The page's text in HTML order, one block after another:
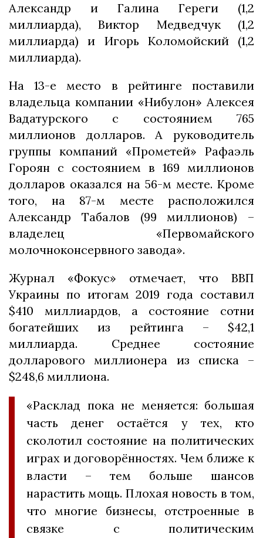
Александр и Галина Гереги (1,2
миллиарда), Виктор Медведчук (1,2
миллиарда) и Игорь Коломойский (1,2
миллиарда).
На 13-е место в рейтинге поставили
владельца компании «Нибулон» Алексея
Вадатурского с состоянием 765
миллионов долларов. А руководитель
группы компаний «Прометей» Рафаэль
Гороян с состоянием в 169 миллионов
долларов оказался на 56-м месте. Кроме
того, на 87-м месте расположился
Александр Табалов (99 миллионов) –
владелец «Первомайского
молочноконсервного завода».
Журнал «Фокус» отмечает, что ВВП
Украины по итогам 2019 года составил
$410 миллиардов, а состояние сотни
богатейших из рейтинга – $42,1
миллиарда. Среднее состояние
долларового миллионера из списка –
$248,6 миллиона.
«Расклад пока не меняется: большая
часть денег остаётся у тех, кто
сколотил состояние на политических
играх и договорённостях. Чем ближе к
власти – тем больше шансов
нарастить мощь. Плохая новость в том,
что многие бизнесы, отстроенные в
связке с политическим